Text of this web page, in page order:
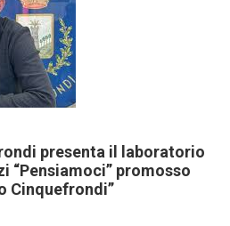
presenta il laboratorio
“Pensiamoci” promosso
Cinquefrondi”